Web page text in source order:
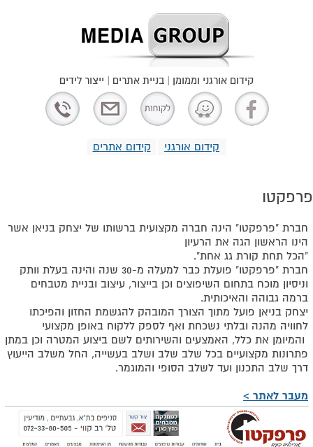
קידום אורגני קידום אתרים
קידום אורגני וממומן | בניית אתרים | ייצור לידים
פרפקטו
חברת "פרפקטו" הינה חברה מקצועית ברשותו של יצחק בניאן אשר
הינו הראשון הגה את הרעיון
"הכל תחת קורת גג אחת".
חברת "פרפקטו" פועלת כבר למעלה מ-30 שנה והינה בעלת וותק
וניסיון מוכח בתחום השיפוצים וכן בייצור, עיצוב ובניית מטבחים
ברמה גבוהה והאיכותית.
יצחק בניאן פועל מתוך הצורך המובהק להגשמת החזון והפיכתו
לחוויה מהנה ובלתי נשכחת ואף לספק ללקוח באופן מקצועי
והמיומן את כלל, האמצעים והשירותים לשם ביצוע המטרה וכן במתן
פתרונות מקצועיים בכל שלב שלב ושלב בעשייה, החל משלב הייעוץ
דרך שלב התכנון ועד לשלב הסופי והמוגמר.
מעבר לאתר >